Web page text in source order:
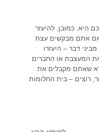
היא, כמובן, להיעזר
אם אתם מבקשים עצת
דבר – היעזרו
המעצבת או החברים
שאתם מקבלים את
רוצים – בית החלומות